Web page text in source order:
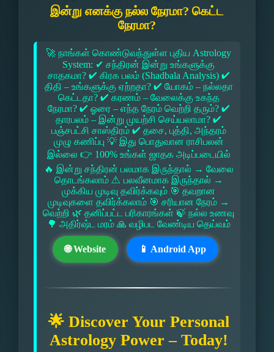
இன்று எனக்கு நல்ல நேரமா? கெட்ட
நேரமா?
🚀 நாங்கள் கொண்டுவந்துள்ள புதிய Astrology
System: ✔ சந்திரன் இன்று உங்களுக்கு
சாதகமா? ✔ கிரக பலம் (Shadbala Analysis) ✔
திதி – உங்களுக்கு ஏற்றதா? ✔ யோகம் – நல்லதா
கெட்டதா? ✔ கரணம் – வேலைக்கு உகந்த
நேரமா? ✔ ஓரை – எந்த நேரம் வெற்றி தரும்? ✔
தாரபலம் – இன்று முயற்சி செய்யலாமா? ✔
பஞ்சபட்சி சாஸ்திரம் ✔ தசை, புத்தி, அந்தரம்
முழு கணிப்பு 💡 இது பொதுவான ராசிபலன்
இல்லை 👉 100% உங்கள் ஜாதக அடிப்படையில்
🔥 இன்று சந்திரன் பலமாக இருந்தால் → வேலை
தொடங்கலாம் ⚠ பலவீனமாக இருந்தால் →
முக்கிய முடிவு தவிர்க்கவும் 🎯 தவறான
முடிவுகளை தவிர்க்கலாம் 🎯 சரியான நேரம் →
வெற்றி 🌿 தனிப்பட்ட பரிகாரங்கள் 🍃 நல்ல உணவு
🌳 அதிர்ஷ்ட மரம் 🙏 வழிபட வேண்டிய தெய்வம்
🌐 Website 📱 Android App
🌟 Discover Your Personal
Astrology Power – Today!